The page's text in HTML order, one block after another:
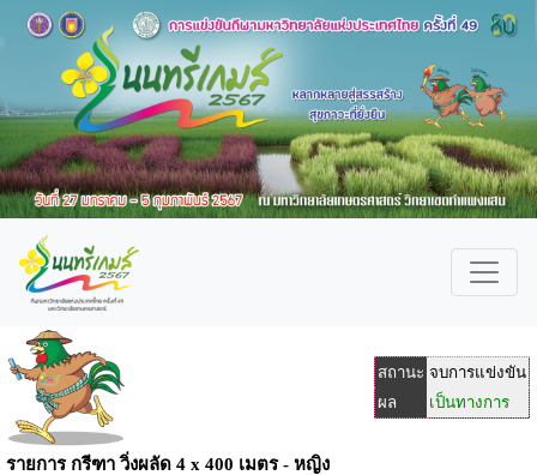
สถานะ จบการแข่งขัน
ผล
เป็นทางการ
รายการ กรีฑา วิ่งผลัด 4 x 400 เมตร - หญิง